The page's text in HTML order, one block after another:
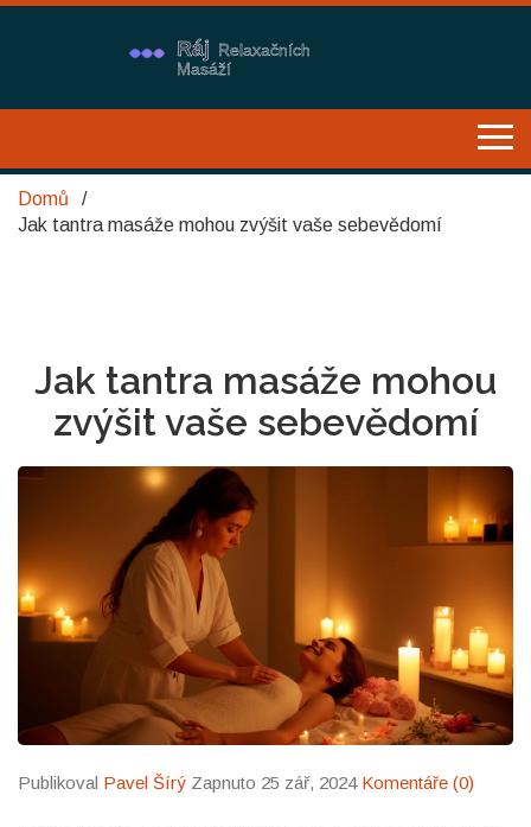
Domů
Jak tantra masáže mohou zvýšit vaše sebevědomí
Jak tantra masáže mohou
zvýšit vaše sebevědomí
Publikoval Pavel Šírý Zapnuto 25 zář, 2024 Komentáře (0)